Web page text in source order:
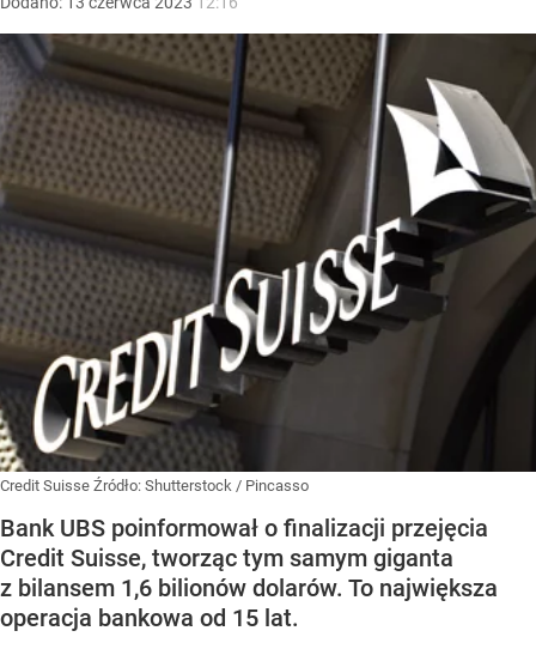
Credit Suisse Źródło: Shutterstock / Pincasso
Bank UBS poinformował o finalizacji przejęcia
Credit Suisse, tworząc tym samym giganta
z bilansem 1,6 bilionów dolarów. To największa
operacja bankowa od 15 lat.